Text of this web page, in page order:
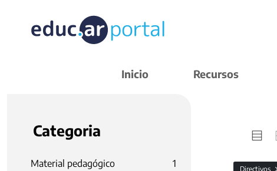
Inicio Recursos
Categoria
Material pedagógico 1 Directivos